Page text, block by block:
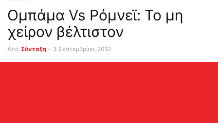
Ομπάμα Vs Ρόμνεϊ: Το μη
χείρον βέλτιστον
Από Σύνταξη - 3 Σεπτεμβρίου, 2012